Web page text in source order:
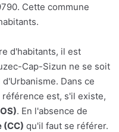
Cette commune
d'habitants, il est
Cap-Sizun ne se soit
Dans ce
est, s'il existe,
. En l'absence de
(CC) qu'il faut se référer.